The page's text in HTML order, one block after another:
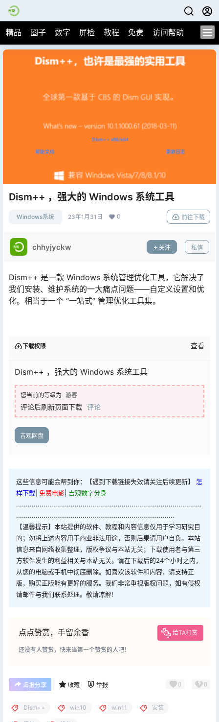
精品 圈子 数字 屏检 教程 免责 访问帮助
Dism++ ，强大的 Windows 系统工具
Windows系统 23年1月31日 0 前往下载
chhyjyckw 关注 私信
Dism++ 是一款 Windows 系统管理优化工具，它解决了
我们安装、维护系统的一大痛点问题——自定义设置和优
化。相当于一个 “一站式” 管理优化工具集。
下载权限 查看
Dism++ ，强大的 Windows 系统工具
您当前的等级为 游客
评论后刷新页面下载 评论
吉观网盘
这些信息可能会帮到你：【遇到下载链接失效请关注后续更新】 怎
样下载 免费电影 吉观数字分身
...............................................................................................
.................................................................................
【温馨提示】本站提供的软件、教程和内容信息仅用于学习研究目
的；勿将上述内容用于商业非法用途，否则后果请用户自负。本站
信息来自网络收集整理，版权争议与本站无关；下载使用者与第三
方软件发生的利益相关与本站无关。请在下载后的24个小时之内，
从您的电脑或手机中彻底删除。如喜欢该软件和内容，请支持正
版，购买正版能有更好的服务。我们非常重视版权问题，如有侵权
请邮件与我们联系处理。敬请凉解!
点点赞赏，手留余香 给TA打赏
还没有人赞赏，快来当第一个赞赏的人吧！
海报分享 收藏 举报 0 0
Dism++ win10 win11 安装